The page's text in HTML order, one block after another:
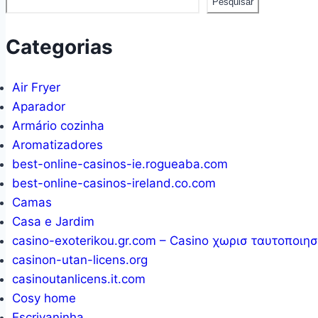
Categorias
Air Fryer
Aparador
Armário cozinha
Aromatizadores
best-online-casinos-ie.rogueaba.com
best-online-casinos-ireland.co.com
Camas
Casa e Jardim
casino-exoterikou.gr.com – Casino χωρισ
casinon-utan-licens.org
casinoutanlicens.it.com
Cosy home